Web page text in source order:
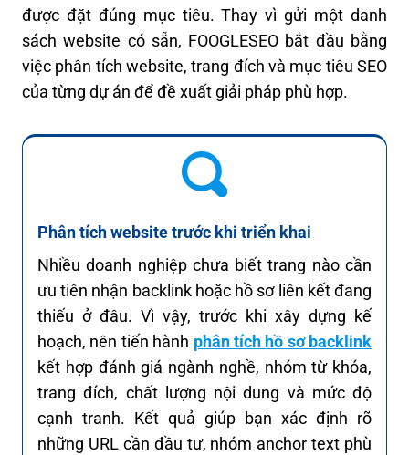
được đặt đúng mục tiêu. Thay vì gửi một danh
sách website có sẵn, FOOGLESEO bắt đầu bằng
việc phân tích website, trang đích và mục tiêu SEO
của từng dự án để đề xuất giải pháp phù hợp.
Phân tích website trước khi triển khai
Nhiều doanh nghiệp chưa biết trang nào cần
ưu tiên nhận backlink hoặc hồ sơ liên kết đang
thiếu ở đâu. Vì vậy, trước khi xây dựng kế
hoạch, nên tiến hành phân tích hồ sơ backlink
kết hợp đánh giá ngành nghề, nhóm từ khóa,
trang đích, chất lượng nội dung và mức độ
cạnh tranh. Kết quả giúp bạn xác định rõ
những URL cần đầu tư, nhóm anchor text phù